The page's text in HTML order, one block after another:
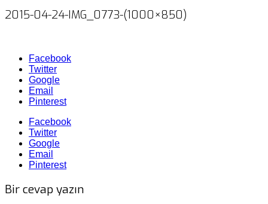
2015-04-24-IMG_0773-(1000×850)
Facebook
Twitter
Google
Email
Pinterest
Facebook
Twitter
Google
Email
Pinterest
Bir cevap yazın